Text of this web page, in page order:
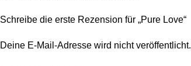
Schreibe die erste Rezension für „Pure Love“
Deine E-Mail-Adresse wird nicht veröffentlicht.